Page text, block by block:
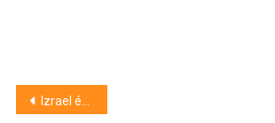
Bejegyzés
Izrael és a Hamász aláírta a tűzszüneti és túszalku-megállapodás első szakaszát